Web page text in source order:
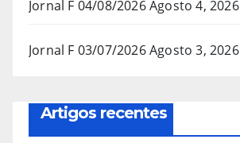
Jornal F 04/08/2026Agosto 4, 2026
Jornal F 03/07/2026Agosto 3, 2026
Artigos recentes